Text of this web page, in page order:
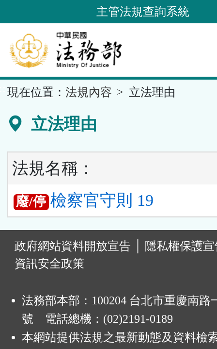
到
要
內
容
區
主管法規查詢系統
現在位置： 法規內容 立法理由
立法理由
法規名稱：
廢/停 檢察官守則 19
政府網站資料開放宣告
隱私權保護
資訊安全政策
法務部本部：100204 台北市重慶南路
號 電話總機：(02)2191-0189
本網站提供法規之最新動態及資料檢